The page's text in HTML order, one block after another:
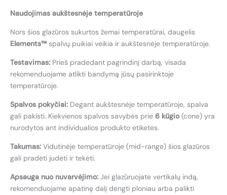
Naudojimas aukštesnėje temperatūroje
Nors šios glazūros sukurtos žemai temperatūrai, daugelis
Elements™ spalvų puikiai veikia ir aukštesnėje temperatūroje.
Testavimas: Prieš pradedant pagrindinį darbą, visada
rekomenduojame atlikti bandymą jūsų pasirinktoje
temperatūroje.
Spalvos pokyčiai: Degant aukštesnėje temperatūroje, spalva
gali pakisti. Kiekvienos spalvos savybės prie 6 kūgio(cone) yra
nurodytos ant individualios produkto etiketės.
Takumas: Vidutinėje temperatūroje (mid-range) šios glazūros
gali pradėti judėti ir tekėti.
Apsauga nuo nuvarvėjimo: Jei glazūruojate vertikalų indą,
rekomenduojame apatinę dalį dengti ploniau arba palikti